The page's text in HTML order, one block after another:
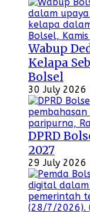
Wabup
Kelapa
Bolsel
30 July
DPRD
2027
29 July